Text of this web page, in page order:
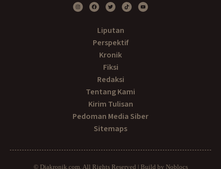
Liputan
Perspektif
Kronik
Fiksi
Redaksi
Tentang Kami
Kirim Tulisan
Pedoman Media Siber
Sitemaps
© Diakronik.com, All Rights Reserved | Build by Noblocs